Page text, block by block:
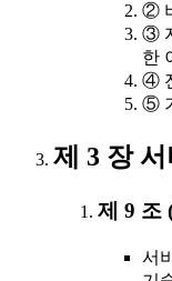
②
③
한
④
⑤
제 3 장
제 9 조
서